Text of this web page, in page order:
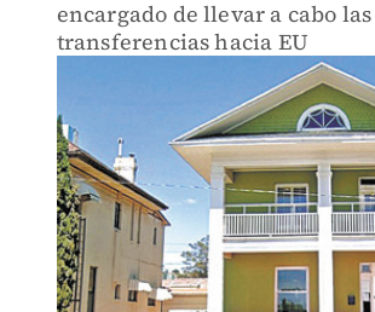
encargado de llevar a cabo las
transferencias hacia EU